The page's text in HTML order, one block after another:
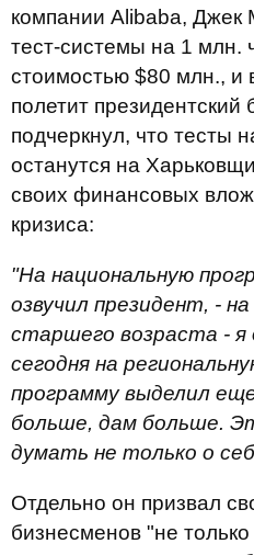
компании Alibaba, Джек
тест-системы на 1 млн.
стоимостью $80 млн., и
полетит президентский
подчеркнул, что тесты
останутся на
своих финансовых
кризиса:
"На национальную
озвучил президент, -
старшего возраста - я
сегодня на
программу выделил
больше, дам больше.
думать не только о
Отдельно он призвал
бизнесменов "не